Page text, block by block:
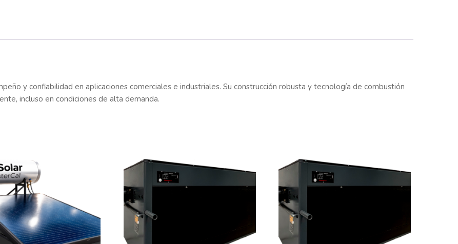
y confiabilidad en aplicaciones comerciales e industriales. Su construcción robusta y tecnología de combustión
incluso en condiciones de alta demanda.